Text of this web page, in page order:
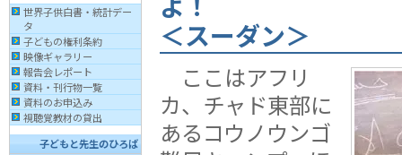
世界子供白書・統計デー
タ
子どもの権利条約
映像ギャラリー
報告会レポート
資料・刊行物一覧
資料のお申込み
視聴覚教材の貸出
子どもと先生のひろば
＜スーダン＞
ここはアフリ
カ、チャド東部に
あるコウノウンゴ